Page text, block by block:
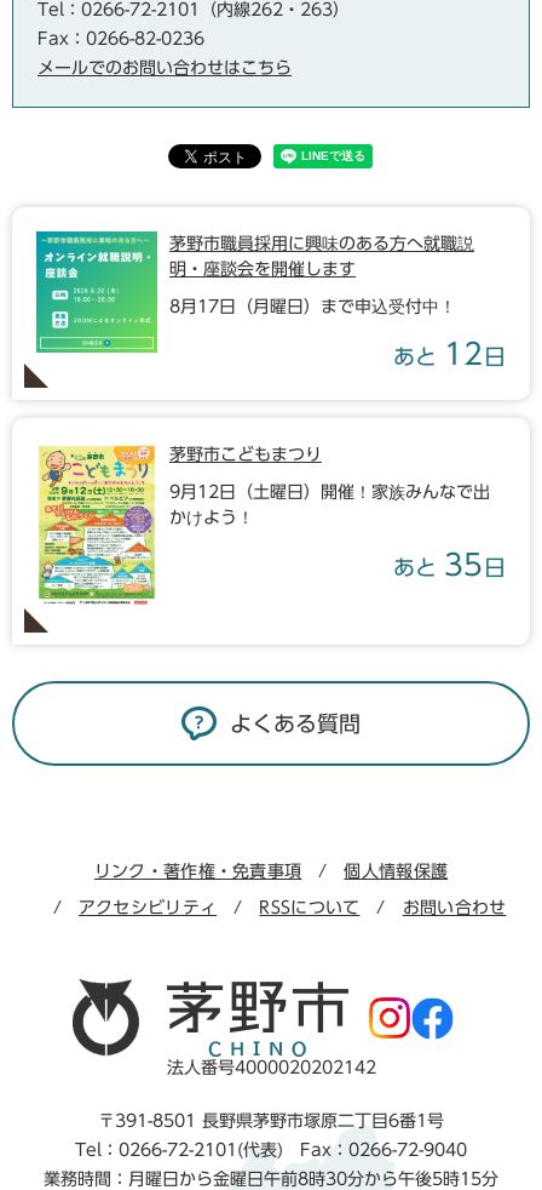
Tel：0266-72-2101（内線262・263）
Fax：0266-82-0236
メールでのお問い合わせはこちら
茅野市職員採用に興味のある方へ就職説
明・座談会を開催します
8月17日（月曜日）まで申込受付中！
あと 12 日
茅野市こどもまつり
9月12日（土曜日）開催！家族みんなで出
かけよう！
あと 35 日
よくある質問
リンク・著作権・免責事項 個人情報保護
アクセシビリティ RSSについて お問い合わせ
法人番号4000020202142
〒391-8501 長野県茅野市塚原二丁目6番1号
Tel：0266-72-2101(代表) Fax：0266-72-9040
業務時間：月曜日から金曜日午前8時30分から午後5時15分